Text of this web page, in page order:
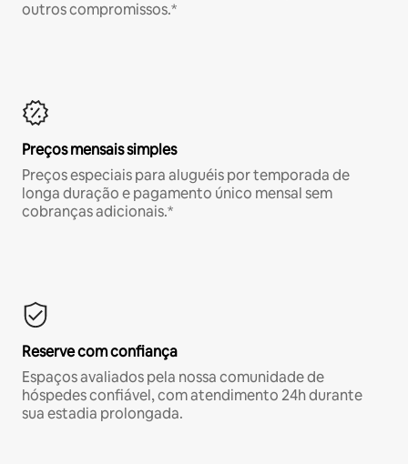
outros compromissos.*
Preços mensais simples
Preços especiais para aluguéis por temporada de
longa duração e pagamento único mensal sem
cobranças adicionais.*
Reserve com confiança
Espaços avaliados pela nossa comunidade de
hóspedes confiável, com atendimento 24h durante
sua estadia prolongada.